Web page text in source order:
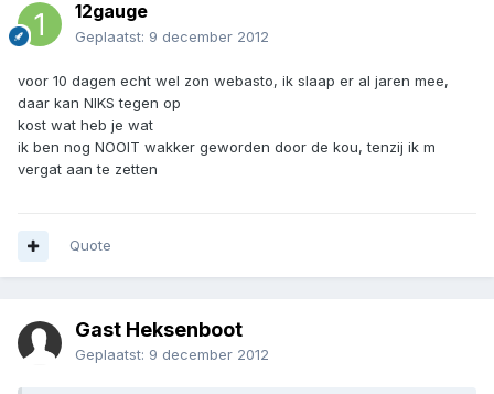
12gauge
Geplaatst: 9 december 2012
voor 10 dagen echt wel zon webasto, ik slaap er al jaren mee,
daar kan NIKS tegen op
kost wat heb je wat
ik ben nog NOOIT wakker geworden door de kou, tenzij ik m
vergat aan te zetten
Quote
Gast Heksenboot
Geplaatst: 9 december 2012